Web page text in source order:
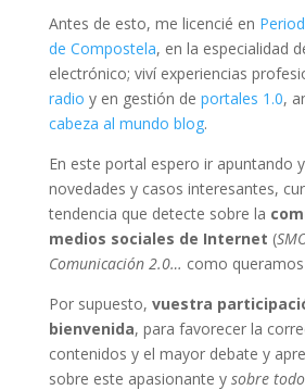
Antes de esto, me licencié en
de Compostela, en la especialidad
electrónico; viví experiencias
radio y en gestión de portales 1.0,
cabeza al mundo blog.
En este portal espero ir apuntando
novedades y casos interesantes,
tendencia que detecte sobre la
medios sociales de Internet (
Comunicación 2.0… como
Por supuesto, vuestra
bienvenida, para favorecer la
contenidos y el mayor debate y
sobre este apasionante y sobre